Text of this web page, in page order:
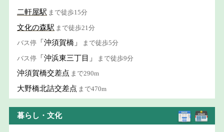
二軒屋駅 まで徒歩15分
文化の森駅 まで徒歩21分
バス停 「沖須賀橋」 まで徒歩5分
バス停 「沖浜東三丁目」 まで徒歩9分
沖須賀橋交差点 まで290m
大野橋北詰交差点 まで470m
暮らし・文化